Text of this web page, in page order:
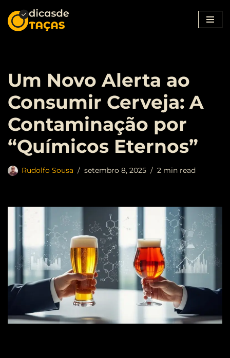
Pular
Um Novo Alerta ao
Consumir Cerveja: A
Contaminação por
“Químicos Eternos”
Rudolfo Sousa setembro 8, 2025 2 min read